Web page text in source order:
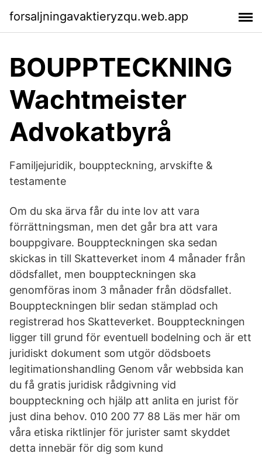
forsaljningavaktieryzqu.web.app
BOUPPTECKNING
Wachtmeister
Advokatbyrå
Familjejuridik, bouppteckning, arvskifte &
testamente
Om du ska ärva får du inte lov att vara
förrättningsman, men det går bra att vara
bouppgivare. Bouppteckningen ska sedan
skickas in till Skatteverket inom 4 månader från
dödsfallet, men bouppteckningen ska
genomföras inom 3 månader från dödsfallet.
Bouppteckningen blir sedan stämplad och
registrerad hos Skatteverket. Bouppteckningen
ligger till grund för eventuell bodelning och är ett
juridiskt dokument som utgör dödsboets
legitimationshandling Genom vår webbsida kan
du få gratis juridisk rådgivning vid
bouppteckning och hjälp att anlita en jurist för
just dina behov. 010 200 77 88 Läs mer här om
våra etiska riktlinjer för jurister samt skyddet
detta innebär för dig som kund